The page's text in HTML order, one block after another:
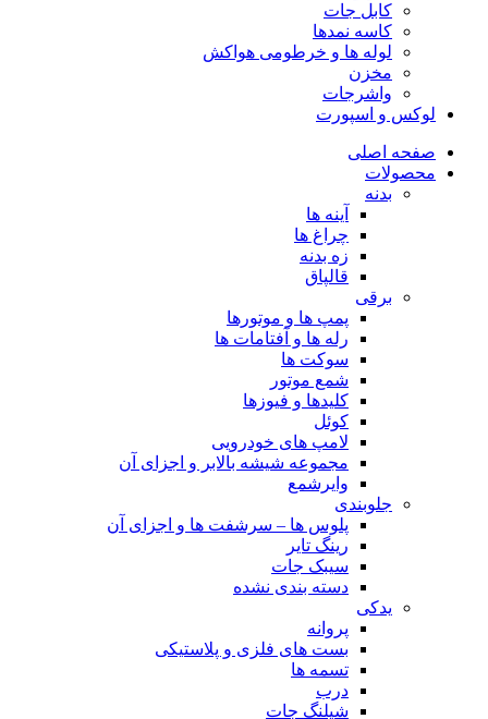
کابل جات
کاسه نمدها
لوله ها و خرطومی هواکش
مخزن
واشرجات
لوکس و اسپورت
صفحه اصلی
محصولات
بدنه
آینه ها
چراغ ها
زه بدنه
قالپاق
برقی
پمپ ها و موتورها
رله ها و آفتامات ها
سوکت ها
شمع موتور
کلیدها و فیوزها
کوئل
لامپ های خودرویی
مجموعه شیشه بالابر و اجزای آن
وایرشمع
جلوبندی
پلوس ها – سرشفت ها و اجزای آن
رینگ تایر
سیبک جات
دسته بندی نشده
یدکی
پروانه
بست های فلزی و پلاستیکی
تسمه ها
درب
شیلنگ جات